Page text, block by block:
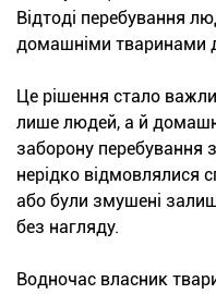
Відтоді перебування
домашніми тваринами
Це рішення стало
лише людей, а й
заборону перебування
нерідко відмовлялися
або були змушені
без нагляду.
Водночас власник